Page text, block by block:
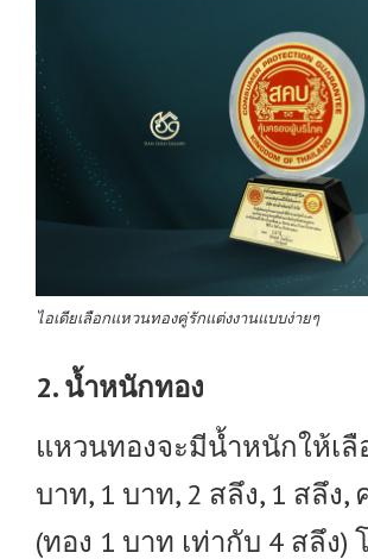
ไอเดียเลือกแหวนทองคู่รักแต่งงานแบบง่ายๆ
2. น้ำหนักทอง
แหวนทองจะมีน้ำหนักให้เลื
บาท, 1 บาท, 2 สลึง, 1 สลึง,
(ทอง 1 บาท เท่ากับ 4 สลึง)